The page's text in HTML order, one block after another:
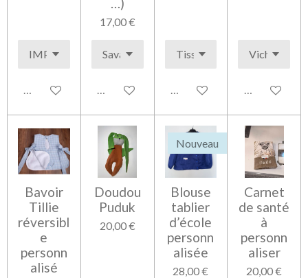
Voir les détails
17,00 €
Voir les détails Voir les détails Voir les
Bavoir
Tillie
réversibl
e
personn
alisé
Doudou
Puduk
20,00 €
Nouveau
Blouse
tablier
d’école
personn
alisée
28,00 €
Carnet
de santé
à
personn
aliser
20,00 €